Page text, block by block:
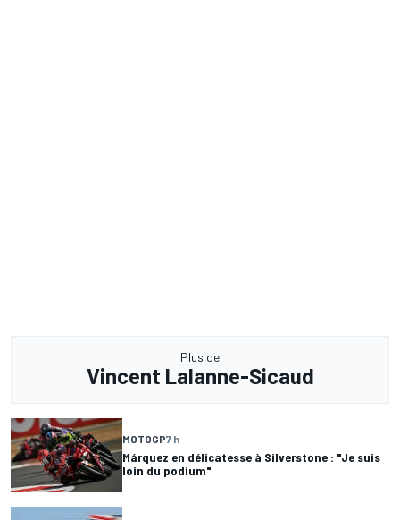
Plus de
Vincent Lalanne-Sicaud
MOTOGP7 h
Márquez en délicatesse à Silverstone : "Je suis
loin du podium"